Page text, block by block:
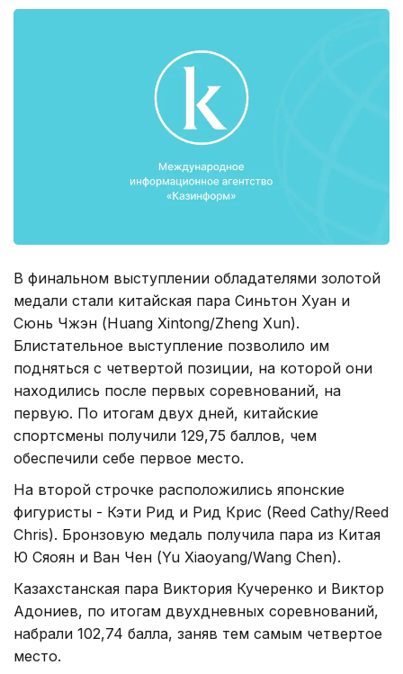
В финальном выступлении обладателями золотой
медали стали китайская пара Синьтон Хуан и
Сюнь Чжэн (Huang Xintong/Zheng Xun).
Блистательное выступление позволило им
подняться с четвертой позиции, на которой они
находились после первых соревнований, на
первую. По итогам двух дней, китайские
спортсмены получили 129,75 баллов, чем
обеспечили себе первое место.
На второй строчке расположились японские
фигуристы - Кэти Рид и Рид Крис (Reed Cathy/Reed
Chris). Бронзовую медаль получила пара из Китая
Ю Сяоян и Ван Чен (Yu Xiaoyang/Wang Chen).
Казахстанская пара Виктория Кучеренко и Виктор
Адониев, по итогам двухдневных соревнований,
набрали 102,74 балла, заняв тем самым четвертое
место.